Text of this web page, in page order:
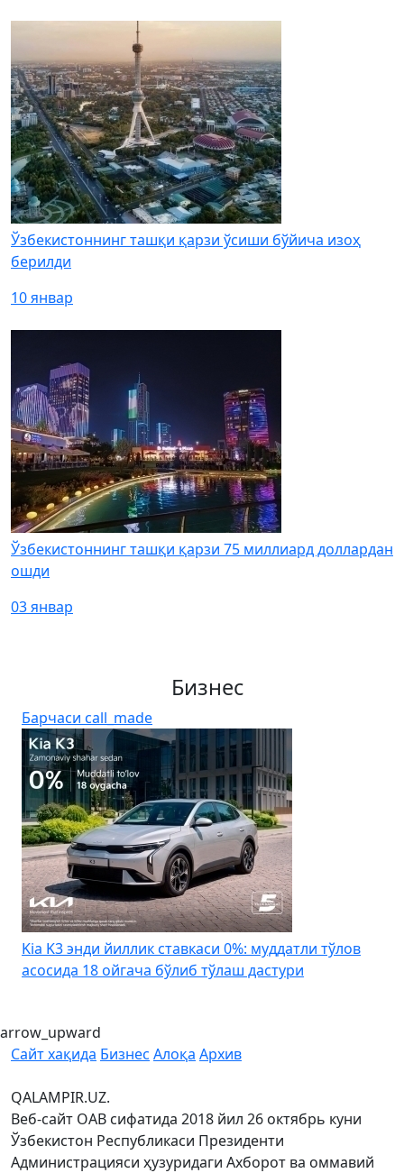
Ўзбекистоннинг ташқи қарзи ўсиши бўйича изоҳ
берилди
10 январ
Ўзбекистоннинг ташқи қарзи 75 миллиард доллардан
ошди
03 январ
Бизнес
Барчаси call_made
Kia K3 энди йиллик ставкаси 0%: муддатли тўлов
асосида 18 ойгача бўлиб тўлаш дастури
arrow_upward
Сайт хақида Бизнес Алоқа Архив
QALAMPIR.UZ.
Веб-сайт ОАВ сифатида 2018 йил 26 октябрь куни
Ўзбекистон Республикаси Президенти
Администрацияси ҳузуридаги Ахборот ва оммавий